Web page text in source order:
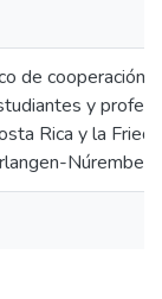
de cooperación
y
Rica y la
Núremberg